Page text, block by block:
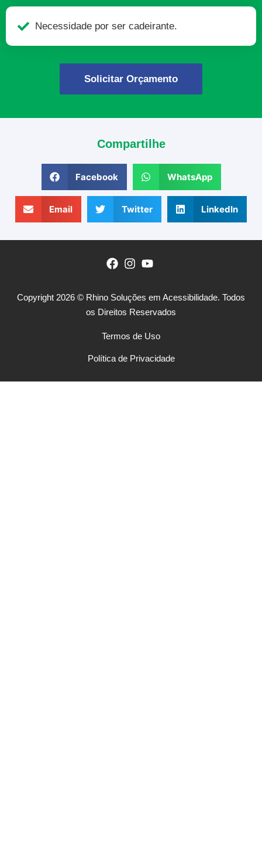
Necessidade por ser cadeirante.
Solicitar Orçamento
Compartilhe
Facebook WhatsApp
Email Twitter LinkedIn
Copyright 2026 © Rhino Soluções em Acessibilidade. Todos
os Direitos Reservados
Termos de Uso
Política de Privacidade